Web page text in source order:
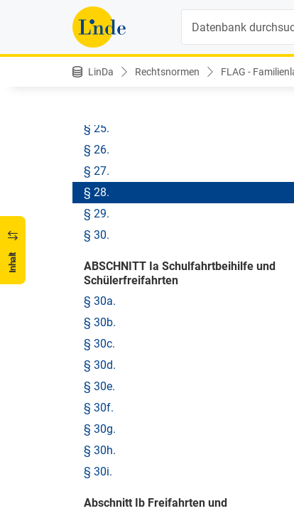
LinDa Rechtsnormen FLAG -
Inhalt
§ 20.
§ 21.
§ 22.
§ 25.
§ 26.
§ 27.
§ 28.
§ 29.
§ 30.
ABSCHNITT Ia Schulfahrtbeihilfe und
Schülerfreifahrten
§ 30a.
§ 30b.
§ 30c.
§ 30d.
§ 30e.
§ 30f.
§ 30g.
§ 30h.
§ 30i.
Abschnitt Ib Freifahrten und